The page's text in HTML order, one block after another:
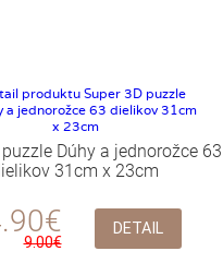
puzzle Dúhy a jednorožce 63
31cm x 23cm
9.00€
DETAIL